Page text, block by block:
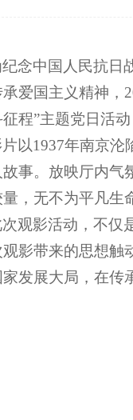
纪念中国人民抗日
爱国主义精神，
程”主题党日活
以1937年南京沦
故事。放映厅内气
，无不为平凡生
次观影活动，不仅
影带来的思想触
家发展大局，在传